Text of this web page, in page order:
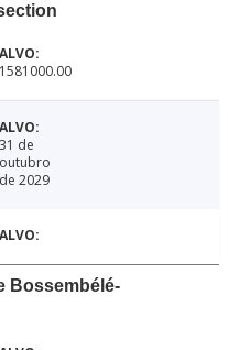
1581000.00
31 de
outubro
de 2029
Bossembélé-